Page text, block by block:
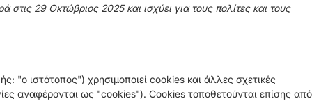
29 Οκτώβριος 2025 και ισχύει για τους πολίτες και τους
"ο ιστότοπος") χρησιμοποιεί cookies και άλλες σχετικές
αναφέρονται ως "cookies"). Cookies τοποθετούνται επίσης από